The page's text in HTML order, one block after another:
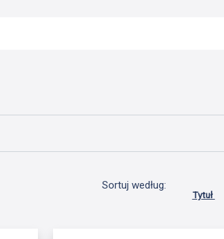
Sortuj według:
Tytuł